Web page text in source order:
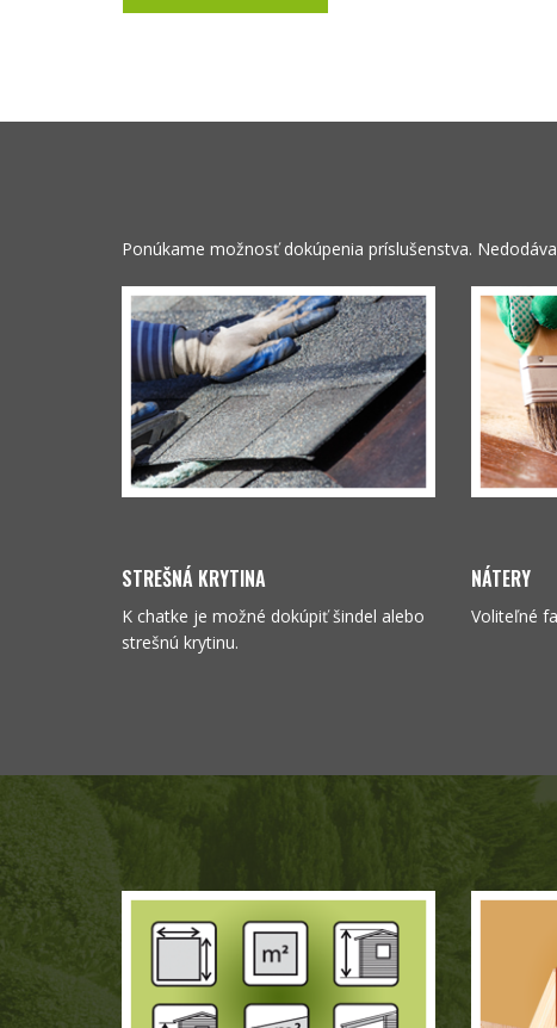
Ponúkame možnosť dokúpenia príslušenstva.
STREŠNÁ KRYTINA
K chatke je možné dokúpiť šindel alebo
strešnú krytinu.
NÁTERY
Voliteľné